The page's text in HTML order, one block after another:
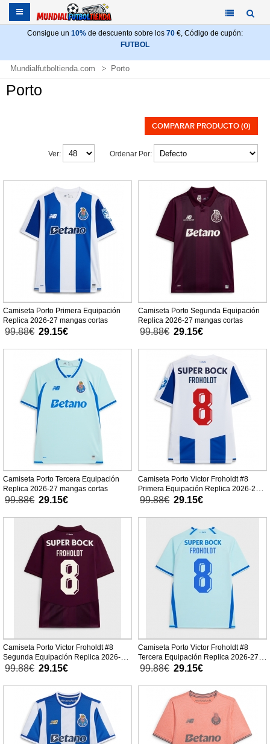
Consigue un 10% de descuento sobre los 70 €, Código de cupón:
FUTBOL
Mundialfutboltienda.com Porto
Porto
COMPARAR PRODUCTO (0)
Ordenar Por:
Ver:
Camiseta Porto Primera Equipación
Replica 2026-27 mangas cortas
99.88€ 29.15€
Camiseta Porto Segunda Equipación
Replica 2026-27 mangas cortas
99.88€ 29.15€
Camiseta Porto Tercera Equipación
Replica 2026-27 mangas cortas
99.88€ 29.15€
Camiseta Porto Victor Froholdt #8
Primera Equipación Replica 2026-27
mangas cortas
99.88€ 29.15€
Camiseta Porto Victor Froholdt #8
Segunda Equipación Replica 2026-27
mangas cortas
99.88€ 29.15€
Camiseta Porto Victor Froholdt #8
Tercera Equipación Replica 2026-27
mangas cortas
99.88€ 29.15€